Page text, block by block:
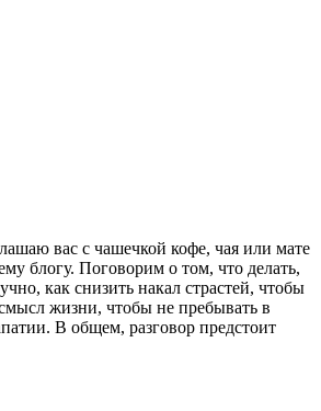
вас с чашечкой кофе, чая или мате
блогу. Поговорим о том, что делать,
как снизить накал страстей, чтобы
жизни, чтобы не пребывать в
В общем, разговор предстоит